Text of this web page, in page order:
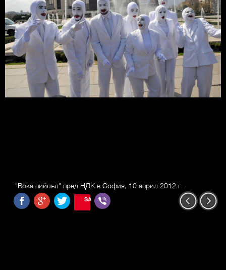
"Вока пийпъл" пред НДК в София, 10 април 2012 г.
SAVE